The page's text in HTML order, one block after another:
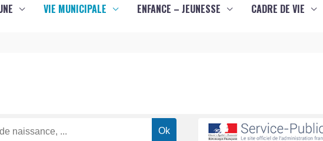
VIE MUNICIPALE ENFANCE – JEUNESSE CADRE DE VIE